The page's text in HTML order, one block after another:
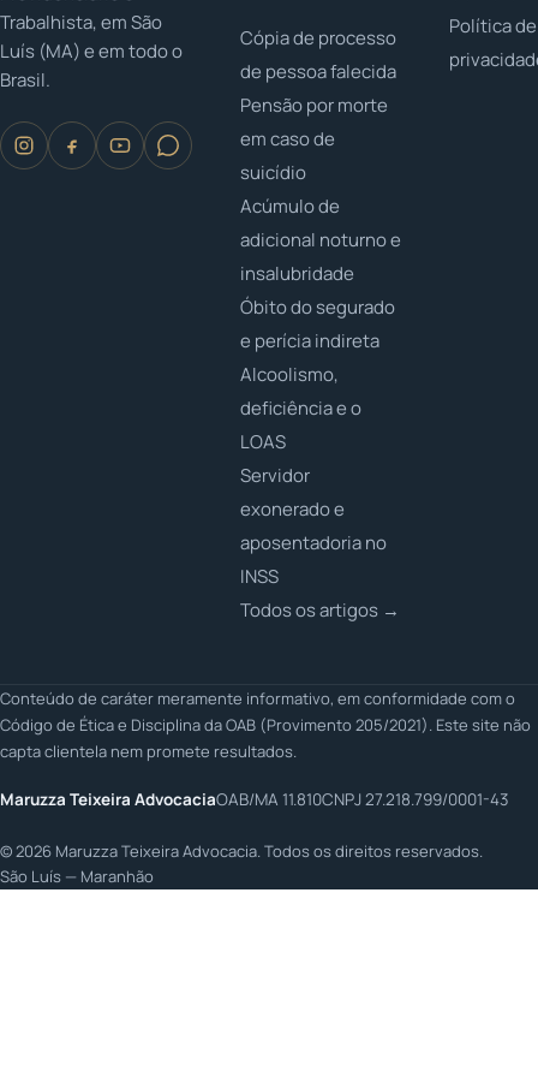
Trabalhista, em São
Luís (MA) e em todo o
Brasil.
Cópia de processo
de pessoa falecida
Pensão por morte
em caso de
suicídio
Acúmulo de
adicional noturno e
insalubridade
Óbito do segurado
e perícia indireta
Alcoolismo,
deficiência e o
LOAS
Servidor
exonerado e
aposentadoria no
INSS
Todos os artigos →
Política de
Conteúdo de caráter meramente informativo, em conformidade com o
Código de Ética e Disciplina da OAB (Provimento 205/2021). Este site não
capta clientela nem promete resultados.
Maruzza Teixeira AdvocaciaOAB/MA 11.810CNPJ 27.218.799/0001-43
©2026 Maruzza Teixeira Advocacia. Todos os direitos reservados.
São Luís — Maranhão